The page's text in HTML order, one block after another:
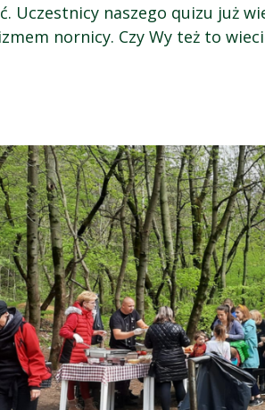
Uczestnicy naszego quizu już
nornicy. Czy Wy też to